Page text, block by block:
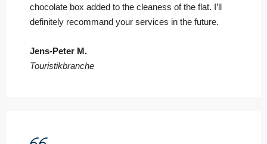
chocolate box added to the cleaness of the flat. I’ll
definitely recommand your services in the future.
Jens-Peter M.
Touristikbranche